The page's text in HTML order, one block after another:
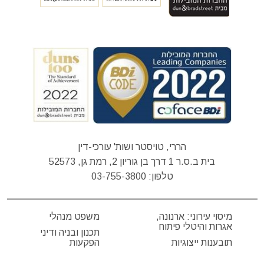
הררי, טויסטר ושות' עורכי-דין
בית ב.ס.ר 1 דרך בן גוריון 2, רמת גן, 52573
טלפון: 03-755-3800
מיסוי עירוני: ארנונה,
אגרות והיטלי פיתוח
תובענות ייצוגיות
משפט מנהלי
תכנון ובניה ודיני
הפקעות